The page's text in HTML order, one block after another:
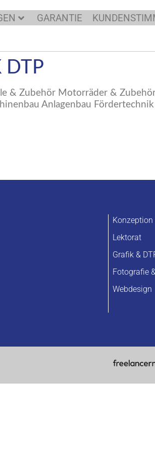
GARANTIE
DTP
& Zubehör Motorräder &
Anlagenbau
Konzeption
Lektorat
Grafik &
Fotografie
Webdesign